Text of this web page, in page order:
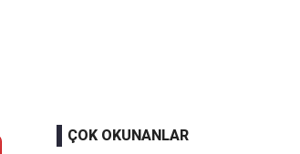
ÇOK OKUNANLAR